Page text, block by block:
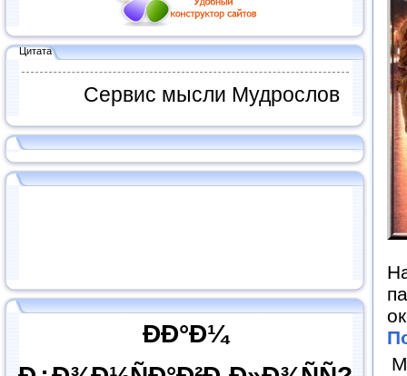
Цитата
Сервис мысли Мудрослов
ÐÐ°Ð¼